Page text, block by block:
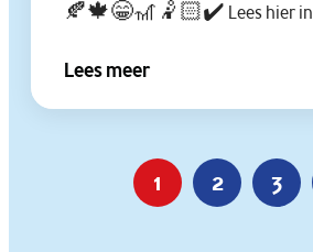
🍂🍁😁🎢🤾🏻✔️ Lees hier in
Lees meer
1 2 3